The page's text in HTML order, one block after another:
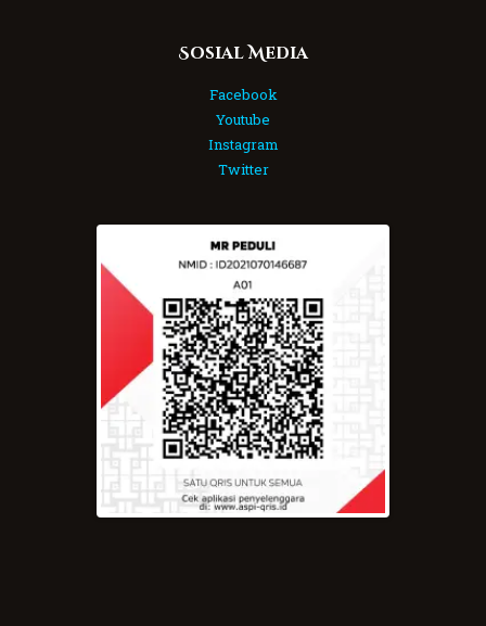
Sosial Media
Facebook
Youtube
Instagram
Twitter